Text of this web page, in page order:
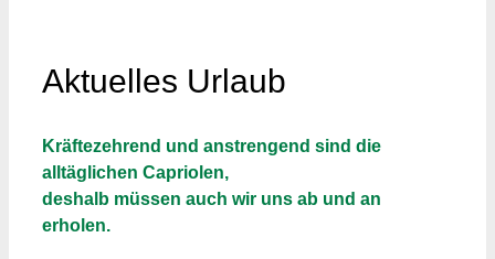
Aktuelles Urlaub
Kräftezehrend und anstrengend sind die
alltäglichen Capriolen,
deshalb müssen auch wir uns ab und an
erholen.